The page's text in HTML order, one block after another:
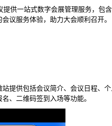
供一站式数字会展管理服务，包
议服务体验，助力大会顺利召开。
提供包括会议简介、会议日程、
、二维码签到入场等功能。